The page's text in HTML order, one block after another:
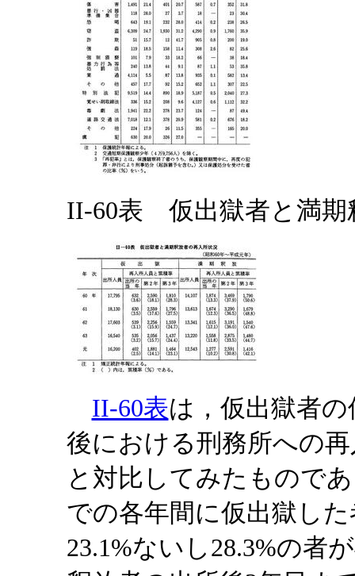
II-60表 仮出獄者と満期
II-60表は，仮出獄者
後における刑務所への
と対比してみたもので
での各年間に仮出獄し
23.1%ないし28.3%の者